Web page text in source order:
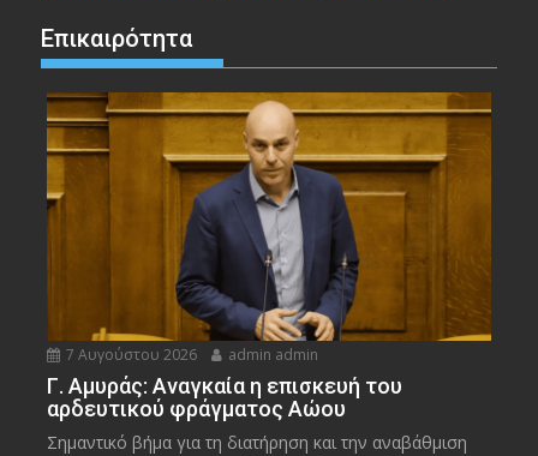
Επικαιρότητα
7 Αυγούστου 2026 admin admin
Γ. Αμυράς: Αναγκαία η επισκευή του
αρδευτικού φράγματος Αώου
Σημαντικό βήμα για τη διατήρηση και την αναβάθμιση